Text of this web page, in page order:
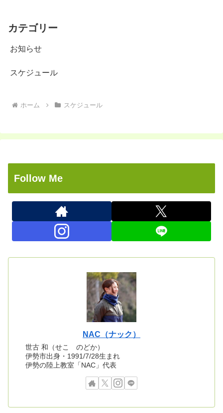
カテゴリー
お知らせ
スケジュール
ホーム スケジュール
Follow Me
NAC（ナック）
世古 和（せこ のどか）
伊勢市出身・1991/7/28生まれ
伊勢の陸上教室「NAC」代表